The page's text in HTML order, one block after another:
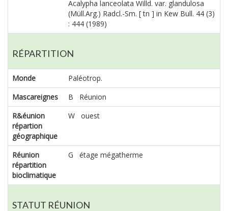
Acalypha lanceolata Willd. var. glandulosa
(Müll.Arg.) Radcl.-Sm. [ tn ] in Kew Bull. 44 (3)
: 444 (1989)
RÉPARTITION
Monde
Paléotrop.
Mascareignes
B Réunion
R&éunion
répartion
géographique
W ouest
Réunion
répartition
bioclimatique
G étage mégatherme
STATUT RÉUNION